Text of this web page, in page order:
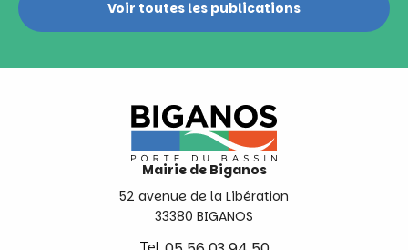
Voir toutes les publications
Mairie de Biganos
52 avenue de la Libération
33380 BIGANOS
Tel.